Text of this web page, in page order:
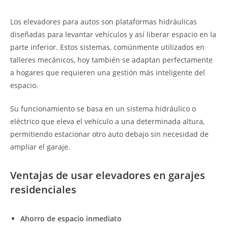
Los elevadores para autos son plataformas hidráulicas
diseñadas para levantar vehículos y así liberar espacio en la
parte inferior. Estos sistemas, comúnmente utilizados en
talleres mecánicos, hoy también se adaptan perfectamente
a hogares que requieren una gestión más inteligente del
espacio.
Su funcionamiento se basa en un sistema hidráulico o
eléctrico que eleva el vehículo a una determinada altura,
permitiendo estacionar otro auto debajo sin necesidad de
ampliar el garaje.
Ventajas de usar elevadores en garajes
residenciales
Ahorro de espacio inmediato